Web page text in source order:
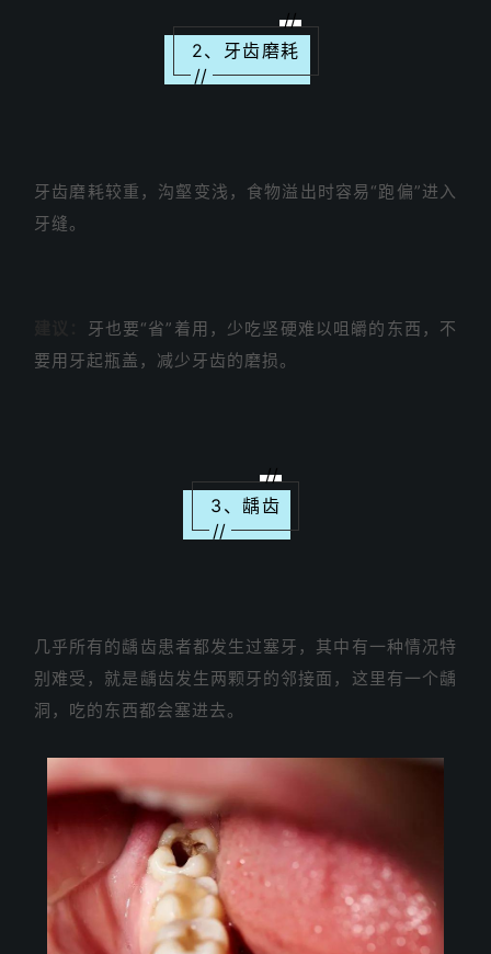
//
2、牙齿磨耗
//
牙齿磨耗较重，沟壑变浅，食物溢出时容易“跑偏”进入
牙缝。
牙也要“省”着用，少吃坚硬难以咀皭的东西，不
要用牙起瓶盖，减少牙齿的磨损。
//
3、龋齿
//
几乎所有的龋齿患者都发生过塞牙，其中有一种情况特
别难受，就是龋齿发生两颗牙的邻接面，这里有一个龋
洞，吃的东西都会塞进去。